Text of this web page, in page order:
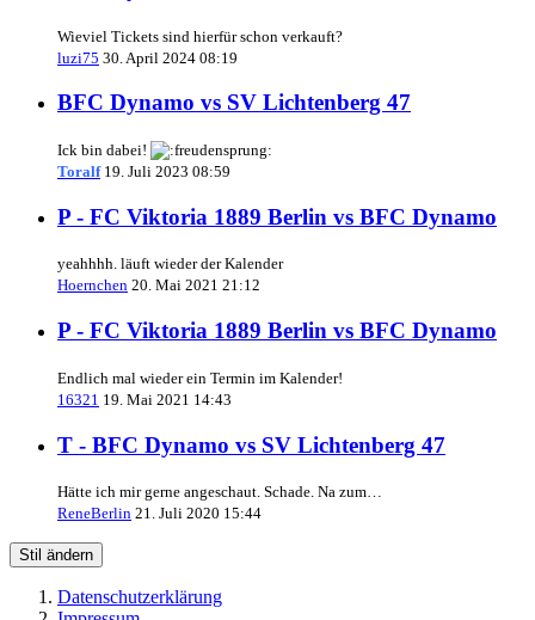
Wieviel Tickets sind hierfür schon verkauft?
luzi75 30. April 2024 08:19
BFC Dynamo vs SV Lichtenberg 47
Ick bin dabei!
Toralf 19. Juli 2023 08:59
P - FC Viktoria 1889 Berlin vs BFC Dynamo
yeahhhh. läuft wieder der Kalender
Hoernchen 20. Mai 2021 21:12
P - FC Viktoria 1889 Berlin vs BFC Dynamo
Endlich mal wieder ein Termin im Kalender!
16321 19. Mai 2021 14:43
T - BFC Dynamo vs SV Lichtenberg 47
Hätte ich mir gerne angeschaut. Schade. Na zum…
ReneBerlin 21. Juli 2020 15:44
Stil ändern
Datenschutzerklärung